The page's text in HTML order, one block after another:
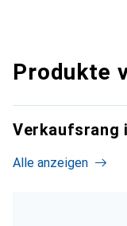
Produkte
Verkaufsrang
Alle anzeigen